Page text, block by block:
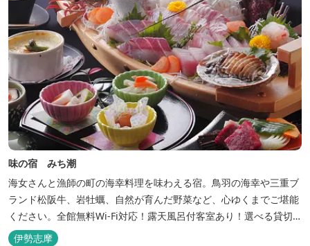
味の宿 みち潮
海女さんと漁師の町の海幸料理を味わえる宿。鳥羽の海幸や三重ブ
ランド松阪牛、岩牡蠣、自然が育んだ野菜など、心ゆくまでご堪能
ください。全館無料Wi-Fi対応！露天風呂付客室あり！選べる貸切
風呂も人気♪相差町内にはパワースポット石神さん（神明神社）あ
伊勢志摩